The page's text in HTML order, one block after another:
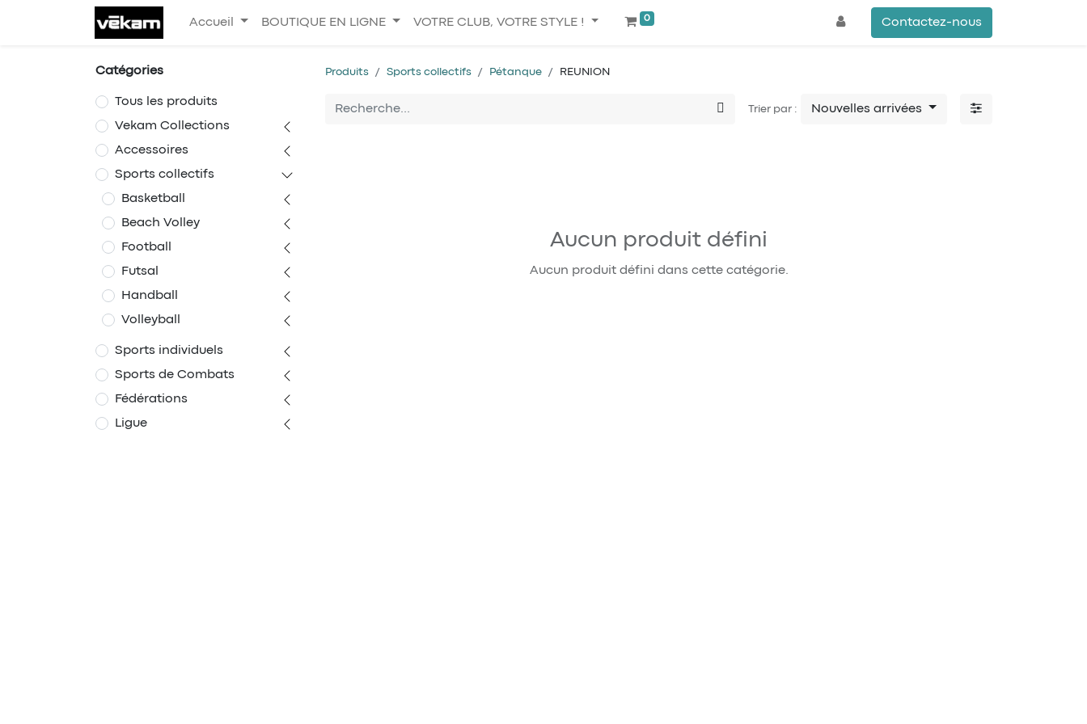
Accueil BOUTIQUE EN LIGNE VOTRE CLUB, VOTRE STYLE ! 0 Contactez-nous
Catégories
Tous les produits
Vekam Collections
Accessoires
Sports collectifs
Basketball
Beach Volley
Football
Futsal
Handball
Volleyball
Sports individuels
Sports de Combats
Fédérations
Ligue
Produits Sports collectifs Pétanque REUNION
Trier par : Nouvelles arrivées
Aucun produit défini
Aucun produit défini dans cette catégorie.